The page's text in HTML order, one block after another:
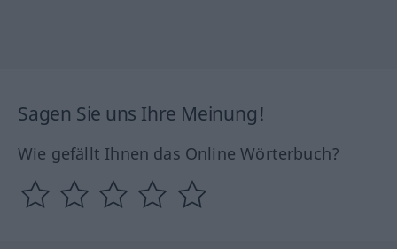
Sagen Sie uns Ihre Meinung!
Wie gefällt Ihnen das Online Wörterbuch?